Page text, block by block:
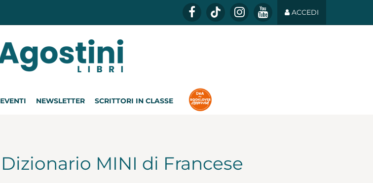
ACCEDI
EVENTI NEWSLETTER SCRITTORI IN CLASSE
Dizionario MINI di Francese